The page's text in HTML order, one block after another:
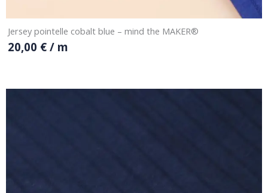
Jersey pointelle cobalt blue – mind the MAKER®
20,00 €/ m